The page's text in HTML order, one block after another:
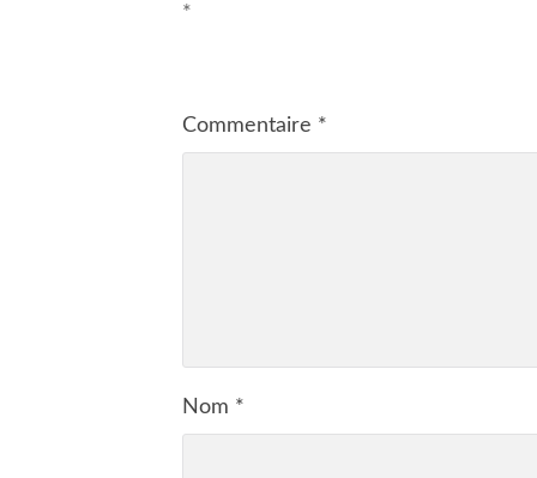
*
Commentaire *
Nom *